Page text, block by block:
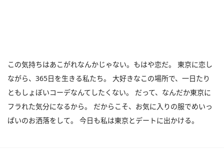
この気持ちはあこがれなんかじゃない。もはや恋だ。 東京に恋し
ながら、365日を生きる私たち。 大好きなこの場所で、一日たり
ともしょぼいコーデなんてしたくない。 だって、なんだか東京に
フラれた気分になるから。 だからこそ、お気に入りの服でめいっ
ぱいのお洒落をして。 今日も私は東京とデートに出かける。